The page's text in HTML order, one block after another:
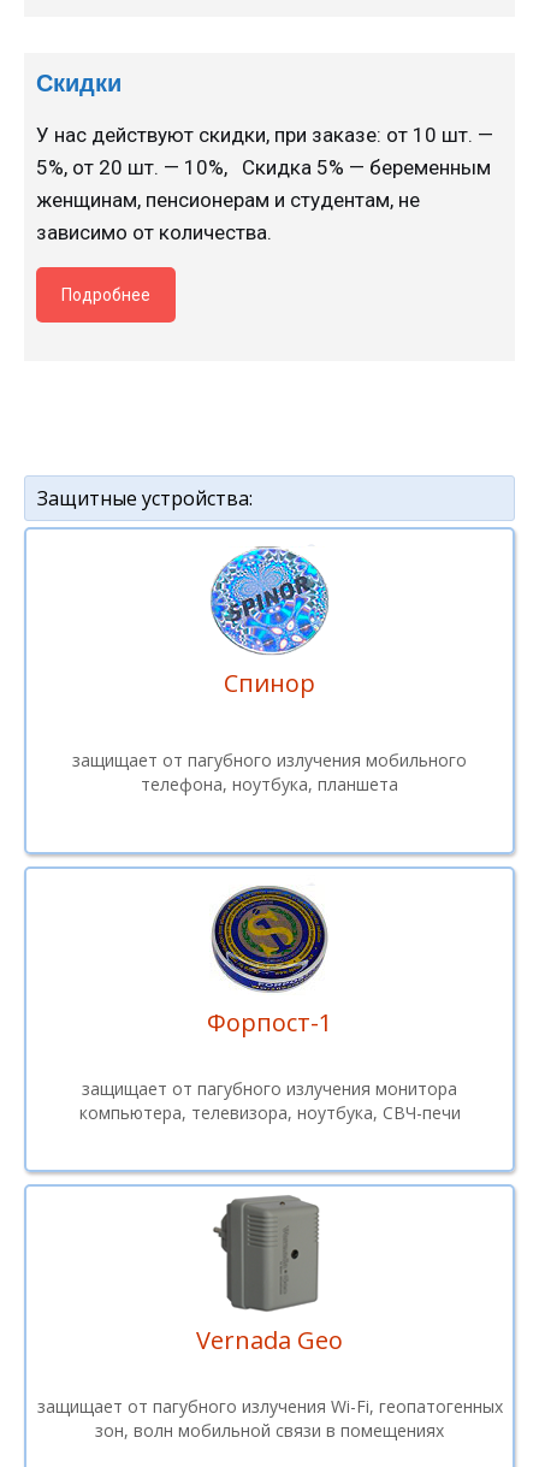
Скидки
У нас действуют скидки, при заказе: от 10 шт. —
5%, от 20 шт. — 10%, Скидка 5% — беременным
женщинам, пенсионерам и студентам, не
зависимо от количества.
Подробнее
Защитные устройства:
Спинор
защищает от пагубного излучения мобильного
телефона, ноутбука, планшета
Форпост-1
защищает от пагубного излучения монитора
компьютера, телевизора, ноутбука, СВЧ-печи
Vernada Geo
защищает от пагубного излучения Wi-Fi, геопатогенных
зон, волн мобильной связи в помещениях